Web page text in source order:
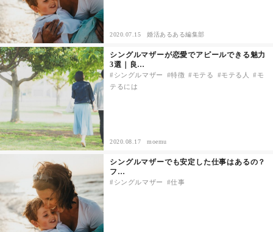
2020.07.15 婚活あるある編集部
シングルマザーが恋愛でアピールできる魅力
3選｜良…
シングルマザー 特徴 モテる モテる人
モ
テるには
2020.08.17 moemu
シングルマザーでも安定した仕事はあるの？
フ…
シングルマザー 仕事